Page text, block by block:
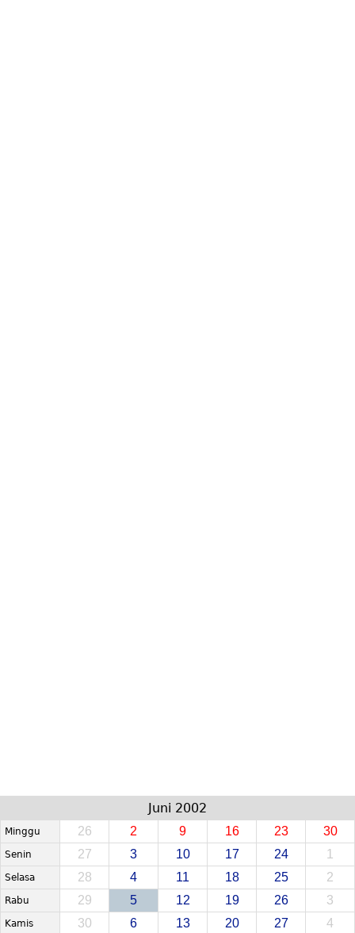
Juni 2002
Minggu 26 2 9 16 23 30
Senin 27 3 10 17 24 1
Selasa 28 4 11 18 25 2
Rabu 29 5 12 19 26 3
Kamis 30 6 13 20 27 4